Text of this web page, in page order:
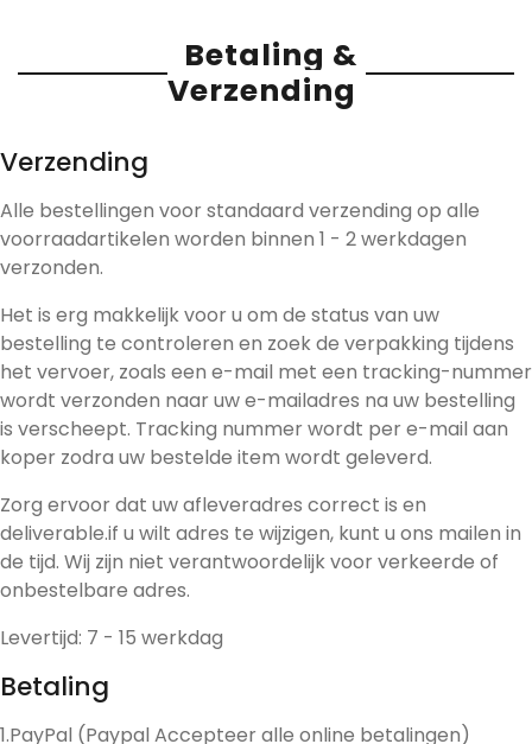
Betaling &
Verzending
Verzending
Alle bestellingen voor standaard verzending op alle
voorraadartikelen worden binnen 1 - 2 werkdagen
verzonden.
Het is erg makkelijk voor u om de status van uw
bestelling te controleren en zoek de verpakking tijdens
het vervoer, zoals een e-mail met een tracking-nummer
wordt verzonden naar uw e-mailadres na uw bestelling
is verscheept. Tracking nummer wordt per e-mail aan
koper zodra uw bestelde item wordt geleverd.
Zorg ervoor dat uw afleveradres correct is en
deliverable.if u wilt adres te wijzigen, kunt u ons mailen in
de tijd. Wij zijn niet verantwoordelijk voor verkeerde of
onbestelbare adres.
Levertijd: 7 - 15 werkdag
Betaling
1.PayPal (Paypal Accepteer alle online betalingen)